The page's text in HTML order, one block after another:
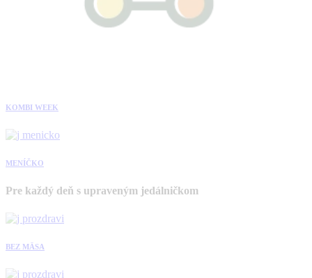
KOMBI WEEK
MENÍČKO
Pre každý deň s upraveným jedálničkom
BEZ MÄSA